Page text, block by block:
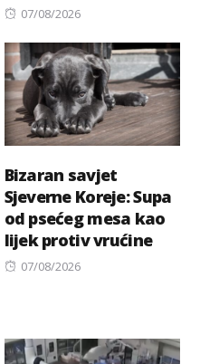
Posted
07/08/2026
Bizaran savjet
Sjeverne Koreje: Supa
od psećeg mesa kao
lijek protiv vrućine
Posted
07/08/2026